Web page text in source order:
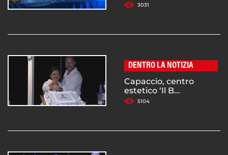
3031
DENTRO LA NOTIZIA
Capaccio, centro
estetico ‘Il B...
5104